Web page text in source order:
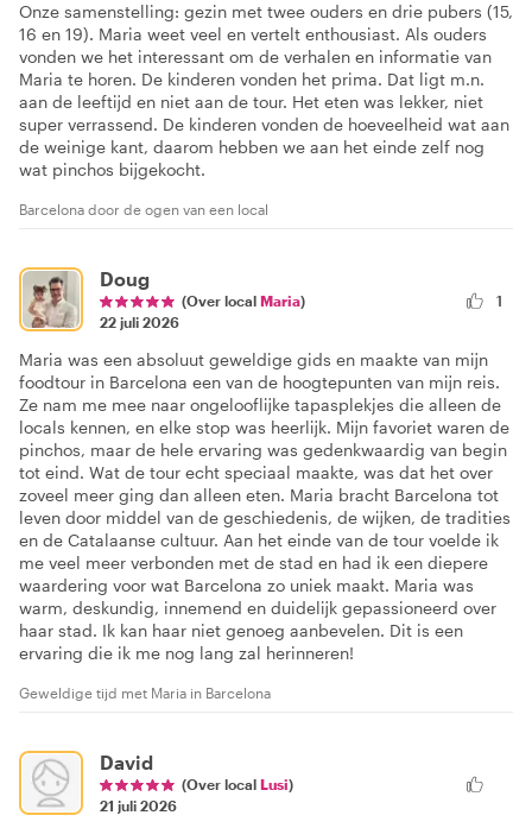
Onze samenstelling: gezin met twee ouders en drie pubers (15,
16 en 19). Maria weet veel en vertelt enthousiast. Als ouders
vonden we het interessant om de verhalen en informatie van
Maria te horen. De kinderen vonden het prima. Dat ligt m.n.
aan de leeftijd en niet aan de tour. Het eten was lekker, niet
super verrassend. De kinderen vonden de hoeveelheid wat aan
de weinige kant, daarom hebben we aan het einde zelf nog
wat pinchos bijgekocht.
Barcelona door de ogen van een local
Doug
(Over local Maria)
22 juli 2026
1
Maria was een absoluut geweldige gids en maakte van mijn
foodtour in Barcelona een van de hoogtepunten van mijn reis.
Ze nam me mee naar ongelooflijke tapasplekjes die alleen de
locals kennen, en elke stop was heerlijk. Mijn favoriet waren de
pinchos, maar de hele ervaring was gedenkwaardig van begin
tot eind. Wat de tour echt speciaal maakte, was dat het over
zoveel meer ging dan alleen eten. Maria bracht Barcelona tot
leven door middel van de geschiedenis, de wijken, de tradities
en de Catalaanse cultuur. Aan het einde van de tour voelde ik
me veel meer verbonden met de stad en had ik een diepere
waardering voor wat Barcelona zo uniek maakt. Maria was
warm, deskundig, innemend en duidelijk gepassioneerd over
haar stad. Ik kan haar niet genoeg aanbevelen. Dit is een
ervaring die ik me nog lang zal herinneren!
Geweldige tijd met Maria in Barcelona
David
(Over local Lusi)
21 juli 2026